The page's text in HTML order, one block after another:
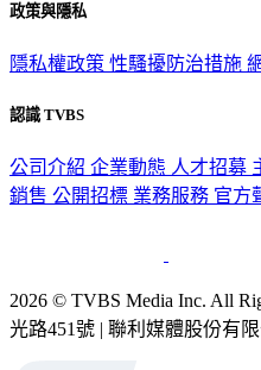
政策與隱私
隱私權政策 性騷擾防治措施
認識 TVBS
公司介紹 企業動態 人才招募
銷售 公開招標 業務服務 官方
2026 © TVBS Media Inc. All
光路451號 | 聯利媒體股份有